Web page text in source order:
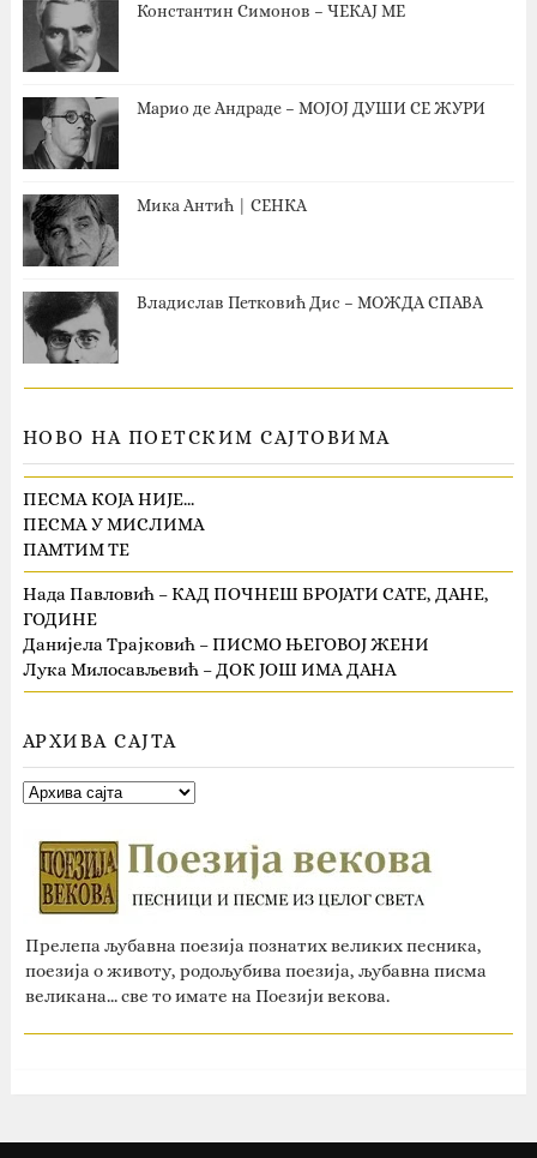
Константин Симонов – ЧЕКАЈ МЕ
Марио де Андраде – МОЈОЈ ДУШИ СЕ ЖУРИ
Мика Антић | СЕНКА
Владислав Петковић Дис – МОЖДА СПАВА
НОВО НА ПОЕТСКИМ САЈТОВИМА
ПЕСМА КОЈА НИЈЕ…
ПЕСМА У МИСЛИМА
ПАМТИМ ТЕ
Нада Павловић – КАД ПОЧНЕШ БРОЈАТИ САТЕ, ДАНЕ,
ГОДИНЕ
Данијела Трајковић – ПИСМО ЊЕГОВОЈ ЖЕНИ
Лука Милосављевић – ДОК ЈОШ ИМА ДАНА
АРХИВА САЈТА
Прелепа љубавна поезија познатих великих песника,
поезија о животу, родољубива поезија, љубавна писма
великана... све то имате на Поезији векова.